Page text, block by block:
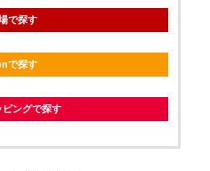
で探す
で探す
ングで探す